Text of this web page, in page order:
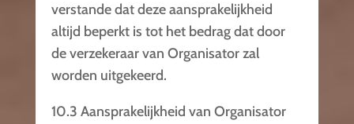
verstande dat deze aansprakelijkheid
altijd beperkt is tot het bedrag dat door
de verzekeraar van Organisator zal
worden uitgekeerd.
10.3 Aansprakelijkheid van Organisator